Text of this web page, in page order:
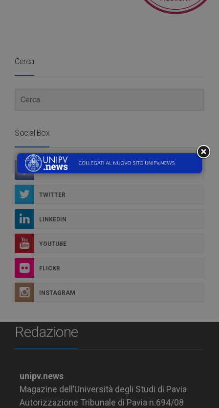
Cerca
Social Box
FACEBOOK
TWITTER
LINKEDIN
YOUTUBE
FLICKR
INSTAGRAM
Redazione
unipv.news
Magazine dell’Università degli Studi di Pavia
Autorizzazione Tribunale di Pavia n.694/08